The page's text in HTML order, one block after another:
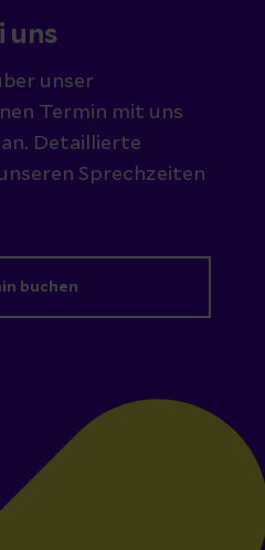
uns
unser
Termin mit uns
Detaillierte
Sprechzeiten
buchen